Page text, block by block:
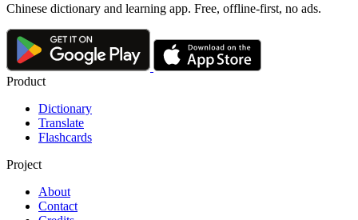
Chinese dictionary and learning app. Free, offline-first, no ads.
Product
Dictionary
Translate
Flashcards
Project
About
Contact